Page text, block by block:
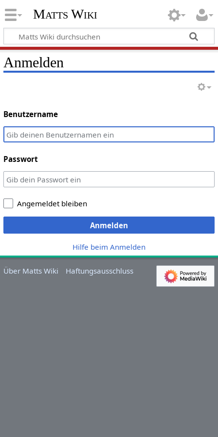
Matts Wiki
Anmelden
Benutzername
Passwort
Angemeldet bleiben
Anmelden
Hilfe beim Anmelden
Über Matts Wiki Haftungsausschluss